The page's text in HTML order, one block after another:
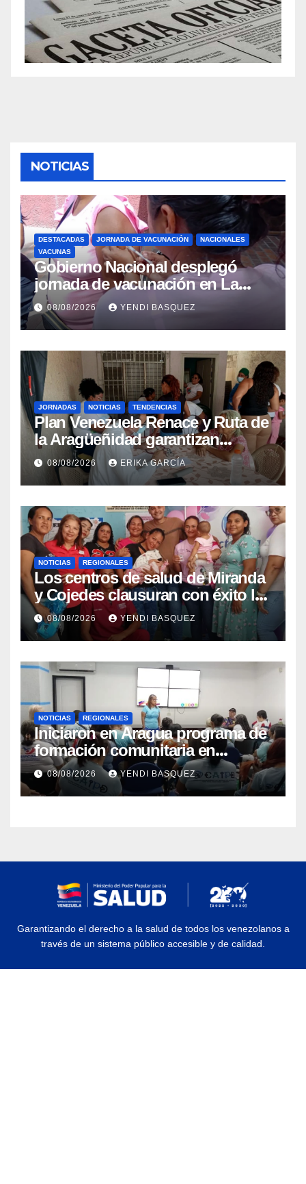
NOTICIAS
DESTACADAS JORNADA DE VACUNACIÓN
NACIONALES
VACUNAS
Gobierno Nacional desplegó
jornada de vacunación en La
Guaira para garantizar protección
epidemiológica
08/08/2026 YENDI BASQUEZ
JORNADAS NOTICIAS TENDENCIAS
Plan Venezuela Renace y Ruta de
la Aragüeñidad garantizan
atención médica integral en
Aragua
08/08/2026 ERIKA GARCÍA
NOTICIAS REGIONALES
Los centros de salud de Miranda
y Cojedes clausuran con éxito la
Semana Mundial de la Lactancia
Materna
08/08/2026 YENDI BASQUEZ
NOTICIAS REGIONALES
Iniciaron en Aragua programa de
formación comunitaria en
atención a personas con
discapacidad
08/08/2026 YENDI BASQUEZ
Garantizando el derecho a la salud de todos los venezolanos a
través de un sistema público accesible y de calidad.